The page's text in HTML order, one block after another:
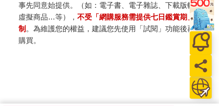
事先同意始提供。（如：電子書、電子雜誌、下載版軟體、
虛擬商品…等），不受「網購服務需提供七日鑑賞期」的限
制 。為維護您的權益，建議您先使用「試閱」功能後再付款
購買。